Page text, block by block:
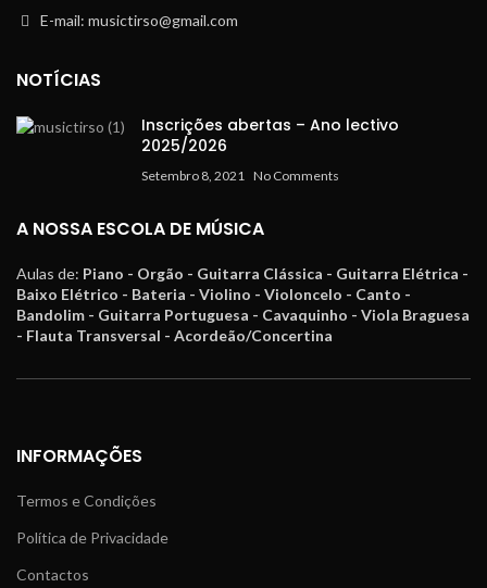
E-mail: musictirso@gmail.com
NOTÍCIAS
Inscrições abertas – Ano lectivo
2025/2026
Setembro 8, 2021 No Comments
A NOSSA ESCOLA DE MÚSICA
Aulas de: Piano - Orgão - Guitarra Clássica - Guitarra Elétrica -
Baixo Elétrico - Bateria - Violino - Violoncelo - Canto -
Bandolim - Guitarra Portuguesa - Cavaquinho - Viola Braguesa
- Flauta Transversal - Acordeão/Concertina
INFORMAÇÕES
Termos e Condições
Política de Privacidade
Contactos